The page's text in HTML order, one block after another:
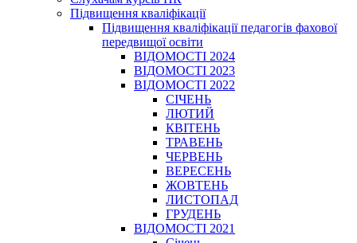
Підвищення кваліфікації
Підвищення кваліфікації педагогів фахової
передвищої освіти
ВІДОМОСТІ 2024
ВІДОМОСТІ 2023
ВІДОМОСТІ 2022
СІЧЕНЬ
ЛЮТИЙ
КВІТЕНЬ
ТРАВЕНЬ
ЧЕРВЕНЬ
ВЕРЕСЕНЬ
ЖОВТЕНЬ
ЛИСТОПАД
ГРУДЕНЬ
ВІДОМОСТІ 2021